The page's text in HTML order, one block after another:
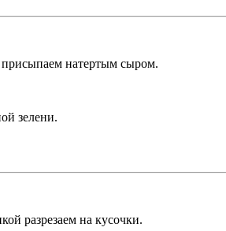
присыпаем натертым сыром.
зелени.
разрезаем на кусочки.